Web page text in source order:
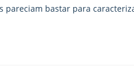
pareciam bastar para